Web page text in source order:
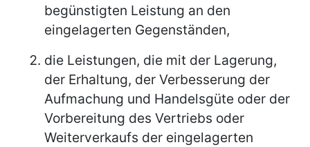
begünstigten Leistung an den
eingelagerten Gegenständen,
die Leistungen, die mit der Lagerung,
der Erhaltung, der Verbesserung der
Aufmachung und Handelsgüte oder der
Vorbereitung des Vertriebs oder
Weiterverkaufs der eingelagerten